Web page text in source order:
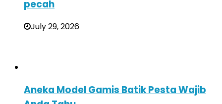
pecah
July 29, 2026
Aneka Model Gamis Batik Pesta Wajib